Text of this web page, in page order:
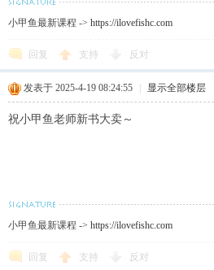
小甲鱼最新课程 ->https://ilovefishc.com
回复 支持 反对
发表于 2025-4-19 08:24:55 显示全部楼层
祝小甲鱼老师新书大卖～
小甲鱼最新课程 ->https://ilovefishc.com
回复 支持 反对